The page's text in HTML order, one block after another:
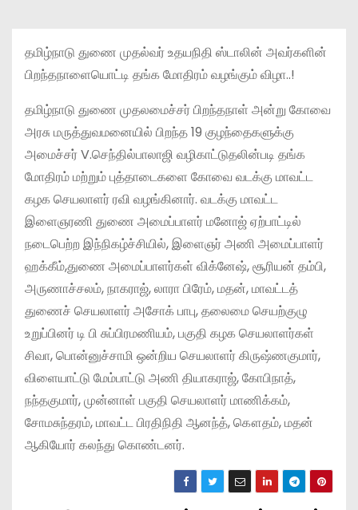
தமிழ்நாடு துணை முதல்வர் உதயநிதி ஸ்டாலின் அவர்களின்
பிறந்தநாளையொட்டி தங்க மோதிரம் வழங்கும் விழா..!
தமிழ்நாடு துணை முதலமைச்சர் பிறந்தநாள் அன்று கோவை
அரசு மருத்துவமனையில் பிறந்த 19 குழந்தைகளுக்கு
அமைச்சர் V.செந்தில்பாலாஜி வழிகாட்டுதலின்படி தங்க
மோதிரம் மற்றும் புத்தாடைகளை கோவை வடக்கு மாவட்ட
கழக செயலாளர் ரவி வழங்கினார். வடக்கு மாவட்ட
இளைஞரணி துணை அமைப்பாளர் மனோஜ் ஏற்பாட்டில்
நடைபெற்ற இந்நிகழ்ச்சியில், இளைஞர் அணி அமைப்பாளர்
ஹக்கீம்,துணை அமைப்பாளர்கள் விக்னேஷ், சூரியன் தம்பி,
அருணாச்சலம், நாகராஜ், லாரா பிரேம், மதன், மாவட்டத்
துணைச் செயலாளர் அசோக் பாபு, தலைமை செயற்குழு
உறுப்பினர் டி பி சுப்பிரமணியம், பகுதி கழக செயலாளர்கள்
சிவா, பொன்னுச்சாமி ஒன்றிய செயலாளர் கிருஷ்ணகுமார்,
விளையாட்டு மேம்பாட்டு அணி தியாகராஜ், கோபிநாத்,
நந்தகுமார், முன்னாள் பகுதி செயலாளர் மாணிக்கம்,
சோமசுந்தரம், மாவட்ட பிரதிநிதி ஆனந்த், கௌதம், மதன்
ஆகியோர் கலந்து கொண்டனர்.